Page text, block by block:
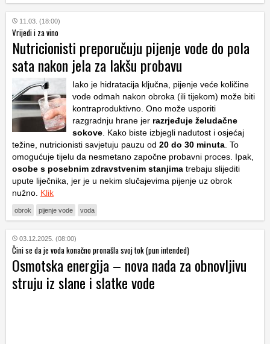
11.03. (18:00)
Vrijedi i za vino
Nutricionisti preporučuju pijenje vode do pola
sata nakon jela za lakšu probavu
Iako je hidratacija ključna, pijenje veće količine
vode odmah nakon obroka (ili tijekom) može biti
kontraproduktivno. Ono može usporiti
razgradnju hrane jer razrjeđuje želudačne
sokove . Kako biste izbjegli nadutost i osjećaj
težine, nutricionisti savjetuju pauzu od 20 do 30 minuta . To
omogućuje tijelu da nesmetano započne probavni proces. Ipak,
osobe s posebnim zdravstvenim stanjima trebaju slijediti
upute liječnika, jer je u nekim slučajevima pijenje uz obrok
nužno. Klik
obrok pijenje vode voda
03.12.2025. (08:00)
Čini se da je voda konačno pronašla svoj tok (pun intended)
Osmotska energija – nova nada za obnovljivu
struju iz slane i slatke vode